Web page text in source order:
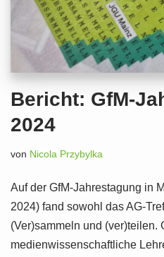
Bericht: GfM-
2024
von Nicola Przybylka
Auf der GfM-Jahrestagung in
2024) fand sowohl das AG-
(Ver)sammeln und (ver)teilen.
medienwissenschaftliche